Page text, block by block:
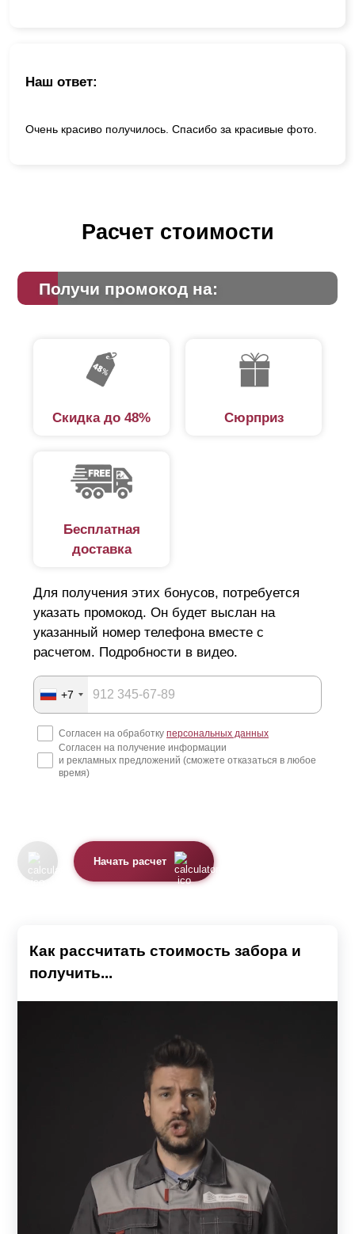
Наш ответ:
Очень красиво получилось. Спасибо за красивые фото.
Расчет стоимости
Получи промокод на:
Скидка до 48% Сюрприз
Бесплатная
доставка
Для получения этих бонусов, потребуется
указать промокод. Он будет выслан на
указанный номер телефона вместе с
расчетом. Подробности в видео.
+7
Согласен на обработку персональных данных
Согласен на получение информации
и рекламных предложений (сможете отказаться в любое
время)
Начать расчет
Как рассчитать стоимость забора и
получить...